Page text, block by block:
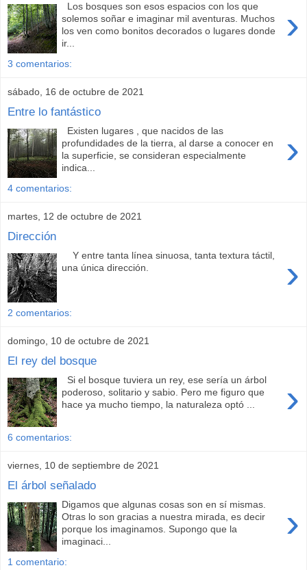
›
Los bosques son esos espacios con los que
solemos soñar e imaginar mil aventuras. Muchos
los ven como bonitos decorados o lugares donde
ir...
3 comentarios:
sábado, 16 de octubre de 2021
Entre lo fantástico
›
Existen lugares , que nacidos de las
profundidades de la tierra, al darse a conocer en
la superficie, se consideran especialmente
indica...
4 comentarios:
martes, 12 de octubre de 2021
Dirección
›
Y entre tanta línea sinuosa, tanta textura táctil,
una única dirección.
2 comentarios:
domingo, 10 de octubre de 2021
El rey del bosque
›
Si el bosque tuviera un rey, ese sería un árbol
poderoso, solitario y sabio. Pero me figuro que
hace ya mucho tiempo, la naturaleza optó ...
6 comentarios:
viernes, 10 de septiembre de 2021
El árbol señalado
›
Digamos que algunas cosas son en sí mismas.
Otras lo son gracias a nuestra mirada, es decir
porque los imaginamos. Supongo que la
imaginaci...
1 comentario: